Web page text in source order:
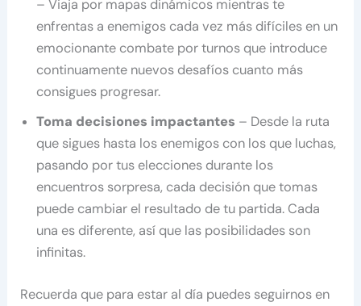
– Viaja por mapas dinámicos mientras te
enfrentas a enemigos cada vez más difíciles en un
emocionante combate por turnos que introduce
continuamente nuevos desafíos cuanto más
consigues progresar.
Toma decisiones impactantes – Desde la ruta
que sigues hasta los enemigos con los que luchas,
pasando por tus elecciones durante los
encuentros sorpresa, cada decisión que tomas
puede cambiar el resultado de tu partida. Cada
una es diferente, así que las posibilidades son
infinitas.
Recuerda que para estar al día puedes seguirnos en